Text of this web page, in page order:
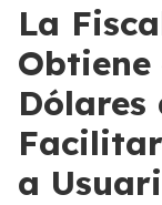
La
a